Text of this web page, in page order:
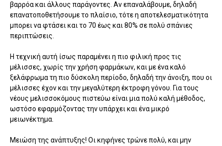
βαρρόα και άλλους παράγοντες. Αν επαναλάβουμε, δηλαδή
επανατοποθετήσουμε το πλαίσιο, τότε η αποτελεσματικότητα
μπορει να φτάσει και το 70 έως και 80% σε πολύ σπάνιες
περιπτώσεις.
Η τεχνική αυτή ίσως παραμένει η πιο φιλική προς τις
μέλισσες, χωρίς την χρήση φαρμάκων, και με ένα καλό
ξελάφρωμα τη πιο δύσκολη περίοδο, δηλαδή την άνοιξη, που οι
μέλισσες έχον και την μεγαλύτερη έκτροφη γόνου. Για τους
νέους μελισσοκόμους πιστεύω είναι μια πολύ καλή μέθοδος,
ωστόσο εφαρμόζοντας την υπάρχει και ένα μικρό
μειωνέκτημα.
Μειώση της ανάπτυξης! Οι κηφήνες τρώνε πολύ, και μην